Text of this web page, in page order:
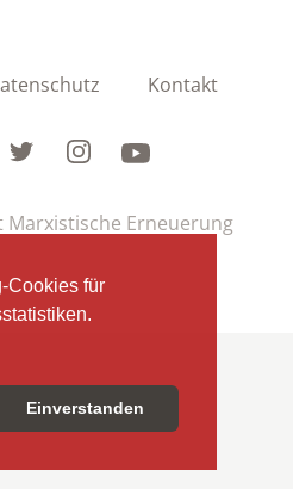
Cookies für
Einverstanden
Kontakt
TwitterInstagramYoutube
Erneuerung